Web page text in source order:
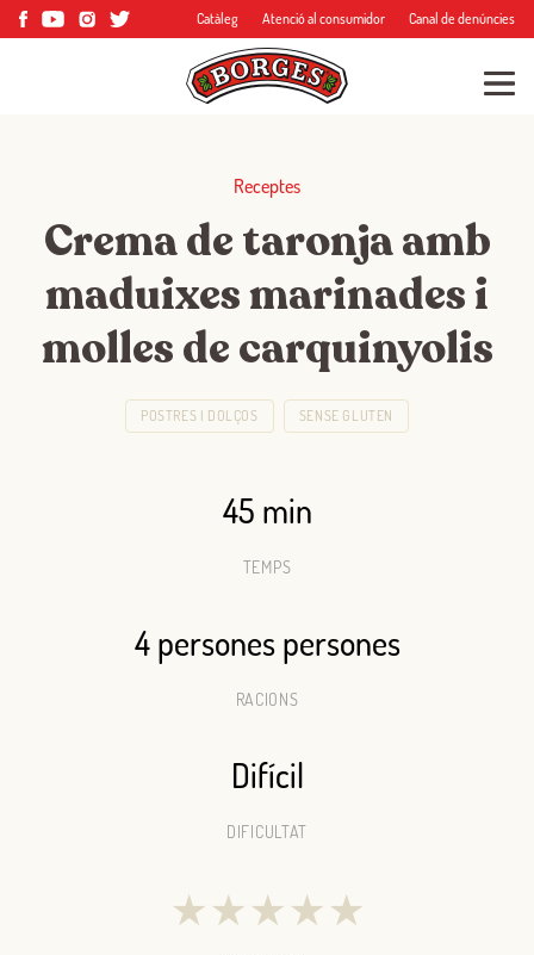
Catàleg Atenció al consumidor Canal de denúncies
Receptes
Crema de taronja amb
maduixes marinades i
molles de carquinyolis
POSTRES I DOLÇOS SENSE GLUTEN
45 min
TEMPS
4 persones persones
RACIONS
Difícil
DIFICULTAT
★★★★★